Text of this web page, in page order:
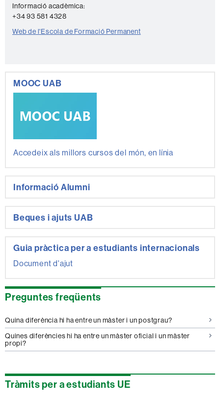
Informació acadèmica:
+34 93 581 4328
Web de l'Escola de Formació Permanent
MOOC UAB
Accedeix als millors cursos del món, en línia
Informació Alumni
Beques i ajuts UAB
Guia pràctica per a estudiants internacionals
Document d'ajut
Preguntes freqüents
Quina diferència hi ha entre un màster i un postgrau?
Quines diferències hi ha entre un màster oficial i un màster
propi?
Tràmits per a estudiants UE